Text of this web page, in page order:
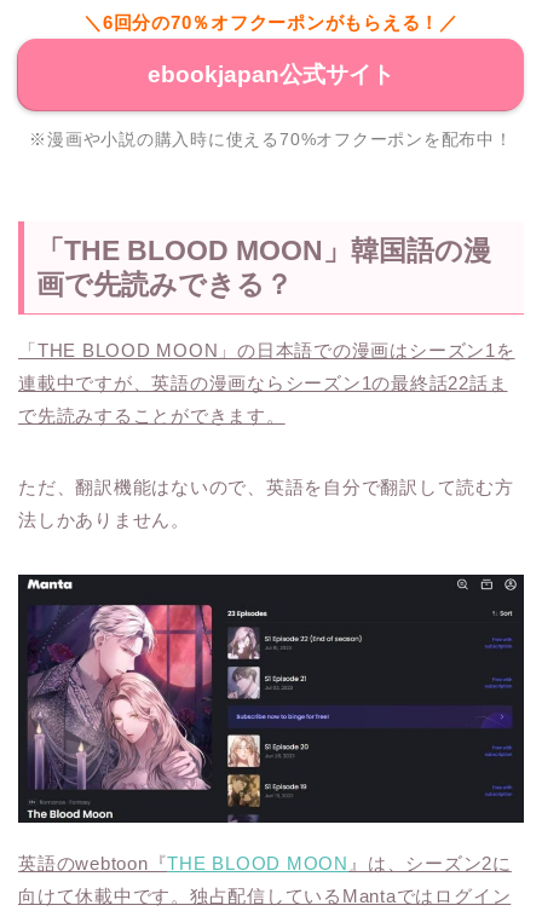
＼6回分の70％オフクーポンがもらえる！／
ebookjapan公式サイト
※漫画や小説の購入時に使える70%オフクーポンを配布中！
「THE BLOOD MOON」韓国語の漫
画で先読みできる？
「THE BLOOD MOON」の日本語での漫画はシーズン1を
連載中ですが、英語の漫画ならシーズン1の最終話22話ま
で先読みすることができます。
ただ、翻訳機能はないので、英語を自分で翻訳して読む方
法しかありません。
英語のwebtoon『THE BLOOD MOON 』は、シーズン2に
向けて休載中です。独占配信しているMantaではログイン